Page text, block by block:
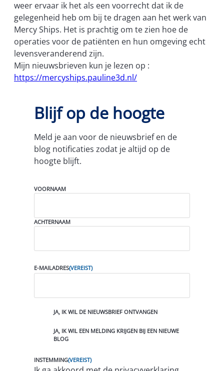
weer ervaar ik het als een voorrecht dat ik de
gelegenheid heb om bij te dragen aan het werk van
Mercy Ships. Het is prachtig om te zien hoe de
operaties voor de patiënten en hun omgeving echt
levensveranderend zijn.
Mijn nieuwsbrieven kun je lezen op :
https://mercyships.pauline3d.nl/
Blijf op de hoogte
Meld je aan voor de nieuwsbrief en de
blog notificaties zodat je altijd op de
hoogte blijft.
N
A
(
V
E
S
T
VOORNAAM
ACHTERNAAM
E-MAILADRES(VEREIST)
D
I
JA, IK WIL DE NIEUWSBRIEF ONTVANGEN
JA, IK WIL EEN MELDING KRIJGEN BIJ EEN NIEUWE
BLOG
INSTEMMING(VEREIST)